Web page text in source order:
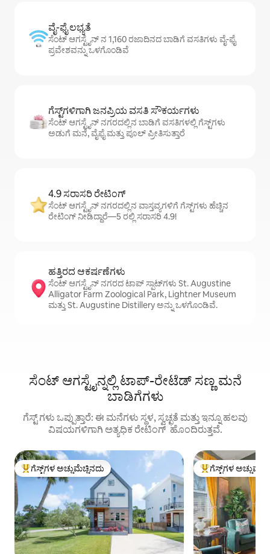
ವೈ-ಫೈ ಲಭ್ಯತೆ
ಸೆಂಟ್ ಆಗಸ್ಟೈನ್ ನ 1,160 ರಜಾದಿನದ ಬಾಡಿಗೆ ವಸತಿಗಳು ವೈ-ಫೈ
ಪ್ರವೇಶವನ್ನು ಒಳಗೊಂಡಿವೆ
ಗೆಸ್ಟ್‌ಗಳಿಗಾಗಿ ಜನಪ್ರಿಯ ವಸತಿ ಸೌಕರ್ಯಗಳು
ಸೆಂಟ್ ಆಗಸ್ಟೈನ್ ನಗರದಲ್ಲಿನ ಬಾಡಿಗೆ ವಸತಿಗಳಲ್ಲಿ ಗೆಸ್ಟ್‌ಗಳು
ಅಡುಗೆ ಮನೆ, ವೈಫೈ ಮತ್ತು ಪೂಲ್ ಪ್ರೀತಿಸುತ್ತಾರೆ
4.9 ಸರಾಸರಿ ರೇಟಿಂಗ್
ಸೆಂಟ್ ಆಗಸ್ಟೈನ್ ನಗರದಲ್ಲಿನ ವಾಸ್ತವ್ಯಗಳಿಗೆ ಗೆಸ್ಟ್‌ಗಳು ಹೆಚ್ಚಿನ
ರೇಟಿಂಗ್ ನೀಡಿದ್ದಾರೆ—5 ರಲ್ಲಿ ಸರಾಸರಿ 4.9!
ಹತ್ತಿರದ ಆಕರ್ಷಣೆಗಳು
ಸೆಂಟ್ ಆಗಸ್ಟೈನ್ ನಗರದ ಟಾಪ್ ಸ್ಪಾಟ್‌ಗಳು St. Augustine
Alligator Farm Zoological Park, Lightner Museum
ಮತ್ತು St. Augustine Distillery ಅನ್ನು ಒಳಗೊಂಡಿವೆ.
ಸೆಂಟ್ ಆಗಸ್ಟೈನ್ನಲ್ಲಿ ಟಾಪ್-ರೇಟೆಡ್ ಸಣ್ಣ ಮನೆ
ಬಾಡಿಗೆಗಳು
ಗೆಸ್ಟ್ ‌ಗಳು ಒಪ್ಪುತ್ತಾರೆ: ಈ ಮನೆಗಳು ಸ್ಥಳ, ಸ್ವಚ್ಛತೆ ಮತ್ತು ಇನ್ನೂ ಹಲವು
ವಿಷಯಗಳಿಗಾಗಿ ಅತ್ಯಧಿಕ ರೇಟಿಂಗ್ ‌ ಹೊಂದಿರುತ್ತವೆ.
ಗೆಸ್ಟ್‌ಗಳಿಗೆ ಅತಿ ಹೆಚ್ಚು ಅಚ್ಚುಮೆಚ್ಚಿನದು
ಗೆಸ್ಟ್‌ಗಳ ಅಚ್ಚುಮೆಚ್ಚಿನದು ಗೆಸ್ಟ್‌ಗಳಿಗೆ ಅತಿ ಹೆಚ್ಚು
ಗೆಸ್ಟ್‌ಗಳ